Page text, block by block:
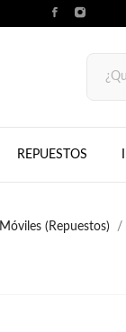
REPUESTOS
Móviles (Repuestos)